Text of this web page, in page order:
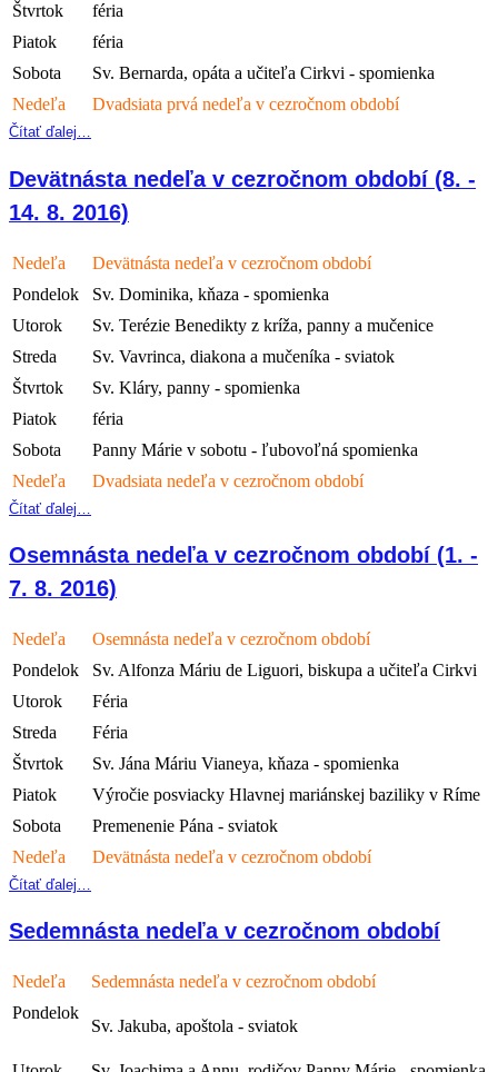
Štvrtok
féria
Piatok
féria
Sobota
Sv. Bernarda, opáta a učiteľa Cirkvi - spomienka
Nedeľa
Dvadsiata prvá nedeľa v cezročnom období
Čítať ďalej…
Devätnásta nedeľa v cezročnom období (8. -
14. 8. 2016)
Nedeľa
Devätnásta nedeľa v cezročnom období
Pondelok
Sv. Dominika, kňaza - spomienka
Utorok
Sv. Terézie Benedikty z kríža, panny a mučenice
Streda
Sv. Vavrinca, diakona a mučeníka - sviatok
Štvrtok
Sv. Kláry, panny - spomienka
Piatok
féria
Sobota
Panny Márie v sobotu - ľubovoľná spomienka
Nedeľa
Dvadsiata nedeľa v cezročnom období
Čítať ďalej…
Osemnásta nedeľa v cezročnom období (1. -
7. 8. 2016)
Nedeľa
Osemnásta nedeľa v cezročnom období
Pondelok
Sv. Alfonza Máriu de Liguori, biskupa a učiteľa Cirkvi
Utorok
Féria
Streda
Féria
Štvrtok
Sv. Jána Máriu Vianeya, kňaza - spomienka
Piatok
Výročie posviacky Hlavnej mariánskej baziliky v Ríme
Sobota
Premenenie Pána - sviatok
Nedeľa
Devätnásta nedeľa v cezročnom období
Čítať ďalej…
Sedemnásta nedeľa v cezročnom období
Nedeľa
Sedemnásta nedeľa v cezročnom období
Pondelok
Sv. Jakuba, apoštola - sviatok